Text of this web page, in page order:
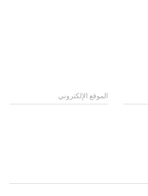
الموقع الإلكتروني